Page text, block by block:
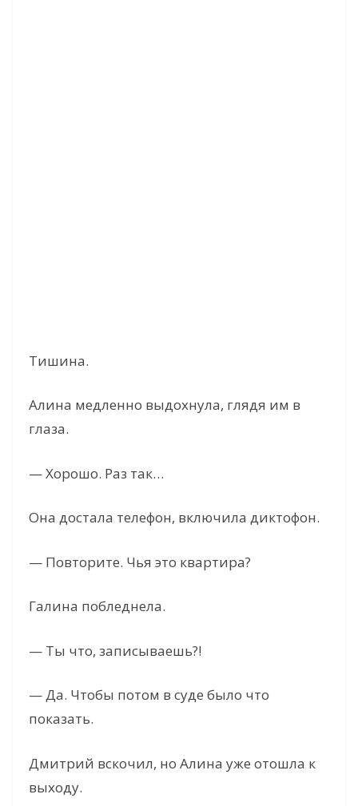
Тишина.
Алина медленно выдохнула, глядя им в
глаза.
— Хорошо. Раз так…
Она достала телефон, включила диктофон.
— Повторите. Чья это квартира?
Галина побледнела.
— Ты что, записываешь?!
— Да. Чтобы потом в суде было что
показать.
Дмитрий вскочил, но Алина уже отошла к
выходу.